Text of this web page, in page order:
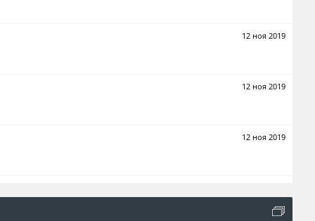
12 ноя 2019
12 ноя 2019
12 ноя 2019